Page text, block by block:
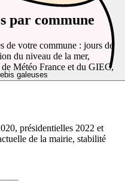
galeuses
par commune
de votre commune : jours de
du niveau de la mer,
de Météo France et du GIEC,
présidentielles 2022 et
de la mairie, stabilité